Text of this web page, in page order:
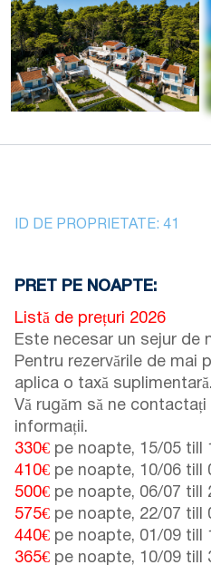
ID DE PROPRIETATE: 41
PRET PE NOAPTE:
Listă de prețuri 2026
Este necesar un sejur de
Pentru rezervările de mai
aplica o taxă suplimentară.
Vă rugăm să ne
informații.
330€ pe noapte, 15/05 till
410€ pe noapte, 10/06 till
500€ pe noapte, 06/07 till
575€ pe noapte, 22/07 till
440€ pe noapte, 01/09 till
365€ pe noapte, 10/09 till